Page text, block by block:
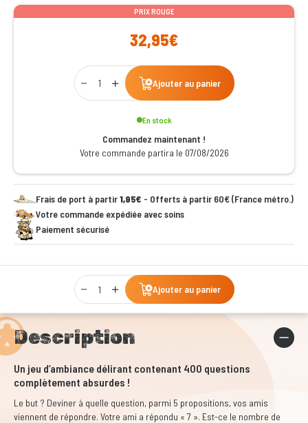
PRIX ROUGE
32,95€
Qty
Ajouter au panier
En stock
Commandez maintenant !
Votre commande partira le 07/08/2026
Frais de port à partir1,95€ - Offerts à partir 60€ (France métro.)
Votre commande expédiée avec soins
Paiement sécurisé
Qty
Ajouter au panier
Description
Un jeu d’ambiance délirant contenant 400 questions
complètement absurdes !
Le but ? Deviner à quelle question, parmi 5 propositions, vos amis
viennent de répondre. Votre ami a répondu « 7 ». Est-ce le nombre de